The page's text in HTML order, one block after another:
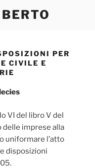
PER
CIVILE E
VI del libro V del
imprese alla
uniformare l’atto
disposizioni